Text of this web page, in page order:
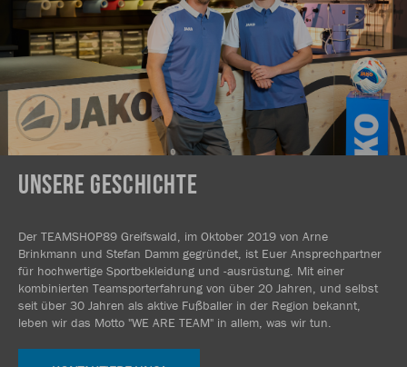
UNSERE GESCHICHTE
Der TEAMSHOP89 Greifswald, im Oktober 2019 von Arne
Brinkmann und Stefan Damm gegründet, ist Euer Ansprechpartner
für hochwertige Sportbekleidung und -ausrüstung. Mit einer
kombinierten Teamsporterfahrung von über 20 Jahren, und selbst
seit über 30 Jahren als aktive Fußballer in der Region bekannt,
leben wir das Motto "WE ARE TEAM" in allem, was wir tun.